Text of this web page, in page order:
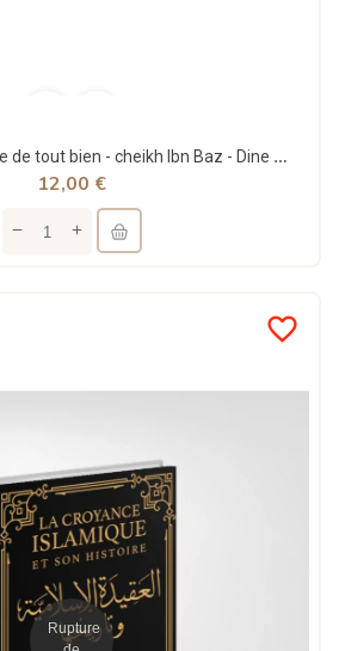
La taqwa est la cause de tout bien - cheikh Ibn Baz - Dine Al Haqq
12,00 €
favorite_border
Rupture